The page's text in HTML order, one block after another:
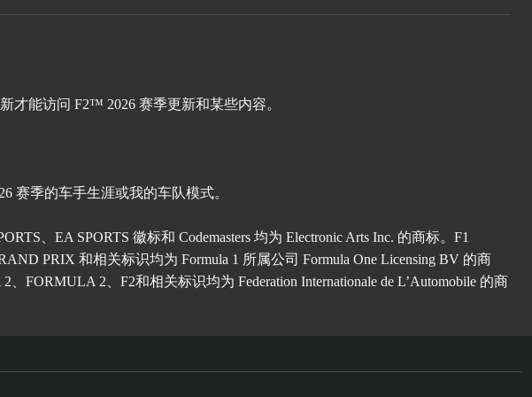
才能访问 F2™ 2026 赛季更新和某些内容。
赛季的车手生涯或我的车队模式。
、EA SPORTS 徽标和 Codemasters 均为 Electronic Arts Inc. 的商标。F1
PRIX 和相关标识均为 Formula 1 所属公司 Formula One Licensing BV 的商
2、F2和相关标识均为 Federation Internationale de L’Automobile 的商